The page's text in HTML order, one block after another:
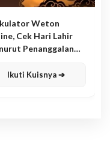
Weton
Cek Hari Lahir
Penanggalan
Ikuti Kuisnya ➔